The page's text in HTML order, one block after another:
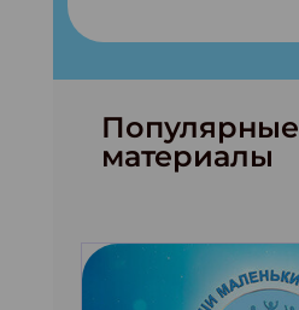
Популярные
материалы